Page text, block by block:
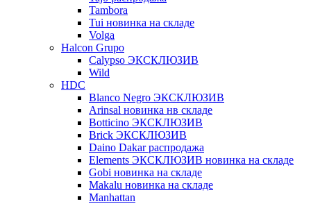
Tambora
Tui новинка на складе
Volga
Halcon Grupo
Calypso ЭКСКЛЮЗИВ
Wild
HDC
Blanco Negro ЭКСКЛЮЗИВ
Arinsal новинка нв складе
Botticino ЭКСКЛЮЗИВ
Brick ЭКСКЛЮЗИВ
Daino Dakar распродажа
Elements ЭКСКЛЮЗИВ новинка на складе
Gobi новинка на складе
Makalu новинка на складе
Manhattan